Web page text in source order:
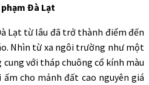
Đà Lạt
Lạt từ lâu đã trở thành điểm đến
Nhìn từ xa ngôi trường như một
với tháp chuông cổ kính màu
cho mảnh đất cao nguyên giá